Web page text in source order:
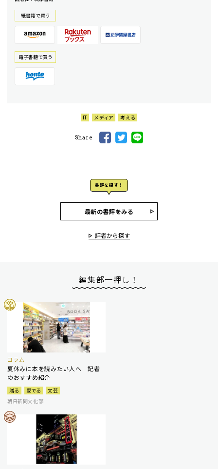
紙書籍で買う
電⼦書籍で買う
IT メディア 考える
Share
書評を探す！
最新の書評をみる
評者から探す
編集部一押し！
コラム
夏休みに本を読みたい人へ 記者
のおすすめ紹介
贈る 愛でる
文芸
朝日新聞文化部